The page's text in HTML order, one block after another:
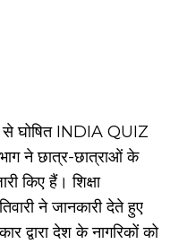
घोषित INDIA QUIZ
ने छात्र-छात्राओं के
किए हैं। शिक्षा
ने जानकारी देते हुए
द्वारा देश के नागरिकों को